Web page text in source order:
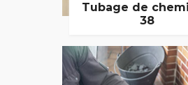
Tubage de
38